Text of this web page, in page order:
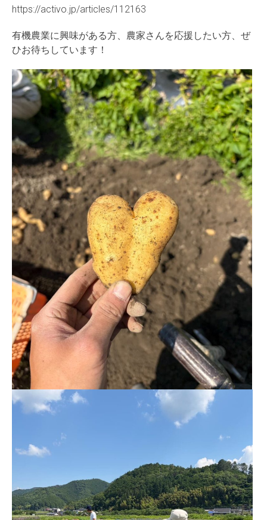
https://activo.jp/articles/112163
有機農業に興味がある方、農家さんを応援したい方、ぜ
ひお待ちしています！